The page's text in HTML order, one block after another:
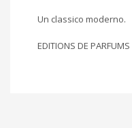
Un classico moderno.
EDITIONS DE PARFUMS